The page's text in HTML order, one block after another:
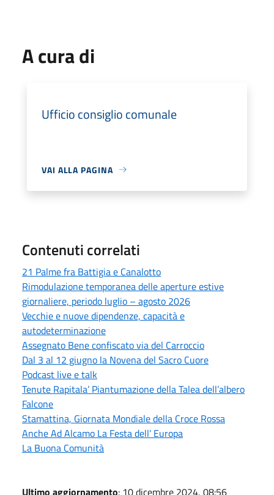
A cura di
Ufficio consiglio comunale
VAI ALLA PAGINA
Contenuti correlati
21 Palme fra Battigia e Canalotto
Rimodulazione temporanea delle aperture estive
giornaliere, periodo luglio – agosto 2026
Vecchie e nuove dipendenze, capacità e
autodeterminazione
Assegnato Bene confiscato via del Carroccio
Dal 3 al 12 giugno la Novena del Sacro Cuore
Podcast live e talk
Tenute Rapitala’ Piantumazione della Talea dell’albero
Falcone
Stamattina, Giornata Mondiale della Croce Rossa
Anche Ad Alcamo La Festa dell’ Europa
La Buona Comunità
Ultimo aggiornamento: 10 dicembre 2024, 08:56